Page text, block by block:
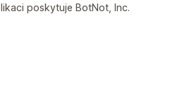
poskytuje BotNot, Inc.